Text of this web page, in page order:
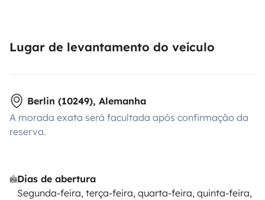
Lugar de levantamento do veículo
Berlin (10249), Alemanha
A morada exata será facultada após confirmação da
reserva.
Dias de abertura
Segunda-feira, terça-feira, quarta-feira, quinta-feira,